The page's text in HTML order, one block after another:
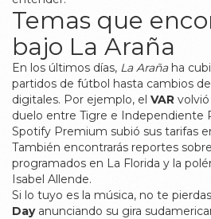
Temas que
bajo La Araña
En los últimos días, La Arañaha
partidos de fútbol hasta cambios
digitales. Por ejemplo, el VAR
duelo entre Tigre e Independiente
Spotify Premium subió sus tarifas
También encontrarás reportes
programados en La Florida y la
Isabel Allende.
Si lo tuyo es la música, no te
Dayanunciando su gira